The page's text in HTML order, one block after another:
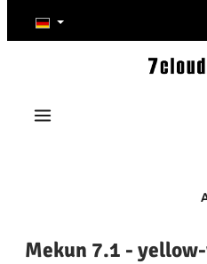
Zum Hauptinhalt springen
Mekun 7.1 -